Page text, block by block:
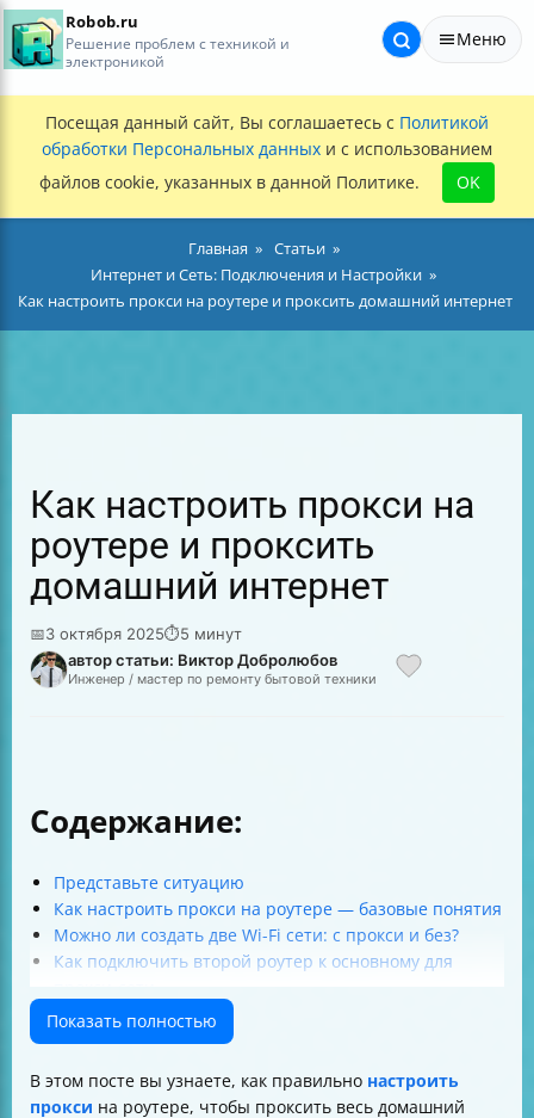
Robob.ru
Решение проблем с техникой и
электроникой
Меню
Посещая данный сайт, Вы соглашаетесь с Политикой
обработки Персональных данных и с использованием
файлов cookie, указанных в данной Политике.
OK
Главная
Статьи
Интернет и Сеть: Подключения и Настройки
Как настроить прокси на роутере и проксить домашний интернет
Как настроить прокси на
роутере и проксить
домашний интернет
📅3 октября 2025⏱5 минут
автор статьи: Виктор Добролюбов
Инженер / мастер по ремонту бытовой техники
Содержание:
Представьте ситуацию
Как настроить прокси на роутере — базовые понятия
Можно ли создать две Wi-Fi сети: с прокси и без?
Как подключить второй роутер к основному для
Какой роутер выбрать для настройки прокси
Какие прошивки поддерживают настройку прокси
Можно ли использовать одноплатные компьютеры
Показать полностью
В этом посте вы узнаете, как правильно настроить
прокси на роутере, чтобы проксить весь домашний